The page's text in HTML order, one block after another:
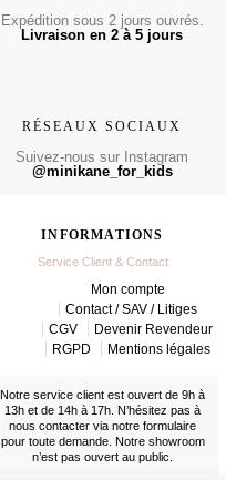
Expédition sous 2 jours ouvrés.
Livraison en 2 à 5 jours
RÉSEAUX SOCIAUX
Suivez-nous sur Instagram
@minikane_for_kids
INFORMATIONS
Service Client & Contact
Mon compte
Contact / SAV / Litiges
CGV
Devenir Revendeur
RGPD
Mentions légales
Notre service client est ouvert de 9h à
13h et de 14h à 17h. N’hésitez pas à
nous contacter via notre formulaire
pour toute demande. Notre showroom
n’est pas ouvert au public.